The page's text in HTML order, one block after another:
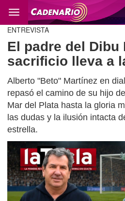
Cambio
ENTREVISTA
El padre del Dibu
sacrificio lleva a
Alberto "Beto" Martínez en
repasó el camino de su hijo
Mar del Plata hasta la gloria
las dudas y la ilusión intacta
estrella.